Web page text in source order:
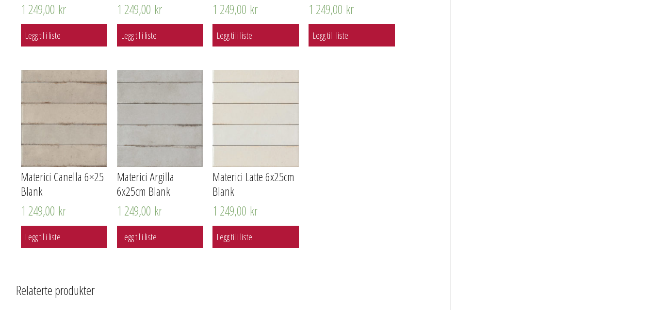
1 249,00 kr
Legg til i liste
1 249,00 kr
Legg til i liste
1 249,00 kr
Legg til i liste
1 249,00 kr
Legg til i liste
Materici Canella 6×25
Blank
1 249,00 kr
Legg til i liste
Materici Argilla
6x25cm Blank
1 249,00 kr
Legg til i liste
Materici Latte 6x25cm
Blank
1 249,00 kr
Legg til i liste
Relaterte produkter